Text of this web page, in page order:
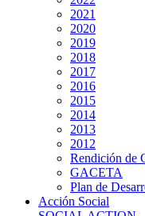
2021
2020
2019
2018
2017
2016
2015
2014
2013
2012
Rendición de
GACETA
Plan de
Acción Social